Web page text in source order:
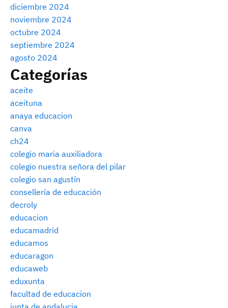
diciembre 2024
noviembre 2024
octubre 2024
septiembre 2024
agosto 2024
Categorías
aceite
aceituna
anaya educacion
canva
ch24
colegio maria auxiliadora
colegio nuestra señora del pilar
colegio san agustín
consellería de educación
decroly
educacion
educamadrid
educamos
educaragon
educaweb
eduxunta
facultad de educacion